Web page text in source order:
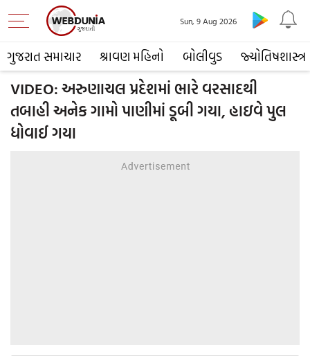
ગુજરાત સમાચાર શ્રાવણ મહિનો બોલીવુડ જ્યોતિષશાસ્ત્ર
Sun, 9 Aug 2026
VIDEO: અરુણાચલ પ્રદેશમાં ભારે વરસાદથી
તબાહી અનેક ગામો પાણીમાં ડૂબી ગયા, હાઇવે પુલ
ધોવાઈ ગયા